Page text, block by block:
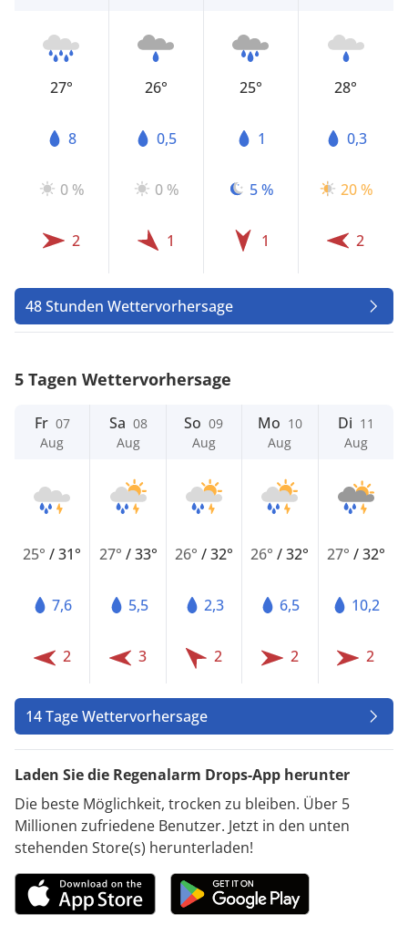
27°
8
0 %
2
26°
0,5
0 %
1
25°
1
5 %
1
28°
0,3
20 %
2
48 Stunden Wettervorhersage
5 Tagen Wettervorhersage
Fr 07
Aug
25°/31°
7,6
2
Sa 08
Aug
27° /33°
5,5
3
So 09
Aug
26° /32°
2,3
2
Mo 10
Aug
26°/32°
6,5
2
Di 11
Aug
27° /32°
10,2
2
14 Tage Wettervorhersage
Laden Sie die Regenalarm Drops-App herunter
Die beste Möglichkeit, trocken zu bleiben. Über 5
Millionen zufriedene Benutzer. Jetzt in den unten
stehenden Store(s) herunterladen!